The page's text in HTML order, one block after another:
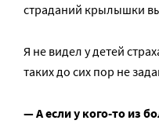
страданий крылышки
Я не видел у детей
таких до сих пор не
— А если у кого-то из